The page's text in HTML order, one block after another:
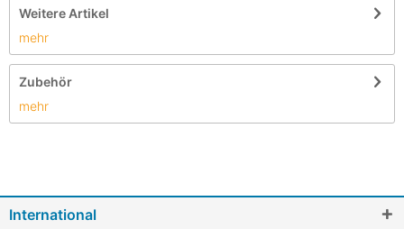
Weitere Artikel
mehr
Zubehör
mehr
International